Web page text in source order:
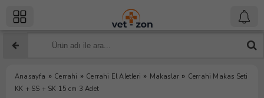
Anasayfa » Cerrahi » Cerrahi El Aletleri » Makaslar » Cerrahi Makas Seti
KK + SS + SK 15 cm 3 Adet